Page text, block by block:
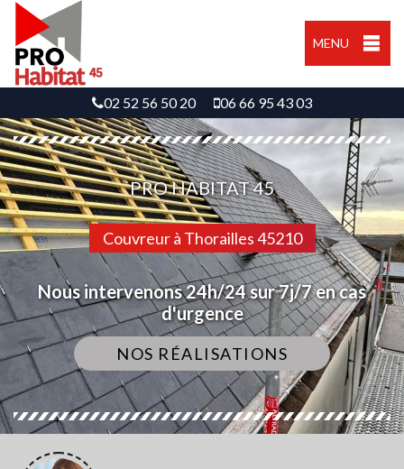
MENU
02 52 56 50 20 06 66 95 43 03
PRO HABITAT 45
Couvreur à Thorailles 45210
Nous intervenons 24h/24 sur 7j/7 en cas
d'urgence
NOS RÉALISATIONS